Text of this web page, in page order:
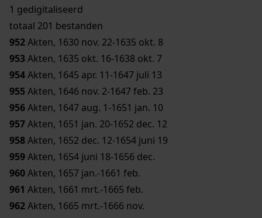
1 gedigitaliseerd
totaal 201 bestanden
952Akten, 1630 nov. 22-1635 okt. 8
953Akten, 1635 okt. 16-1638 okt. 7
954Akten, 1645 apr. 11-1647 juli 13
955Akten, 1646 nov. 2-1647 feb. 23
956Akten, 1647 aug. 1-1651 jan. 10
957Akten, 1651 jan. 20-1652 dec. 12
958Akten, 1652 dec. 12-1654 juni 19
959Akten, 1654 juni 18-1656 dec.
960Akten, 1657 jan.-1661 feb.
961 Akten, 1661 mrt.-1665 feb.
962Akten, 1665 mrt.-1666 nov.